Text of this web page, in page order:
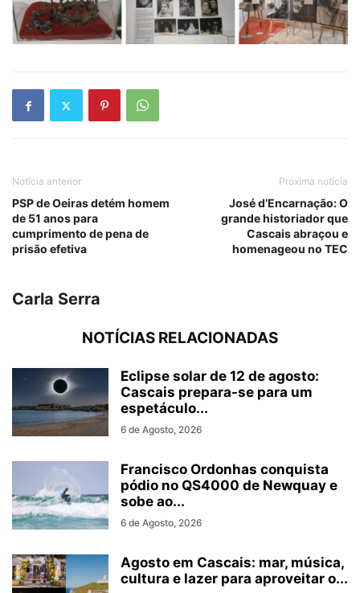
Notícia anterior
PSP de Oeiras detém homem
de 51 anos para
cumprimento de pena de
prisão efetiva
Próxima notícia
José d’Encarnação: O
grande historiador que
Cascais abraçou e
homenageou no TEC
Carla Serra
NOTÍCIAS RELACIONADAS
Eclipse solar de 12 de agosto:
Cascais prepara-se para um
espetáculo...
6 de Agosto, 2026
Francisco Ordonhas conquista
pódio no QS4000 de Newquay e
sobe ao...
6 de Agosto, 2026
Agosto em Cascais: mar, música,
cultura e lazer para aproveitar o...